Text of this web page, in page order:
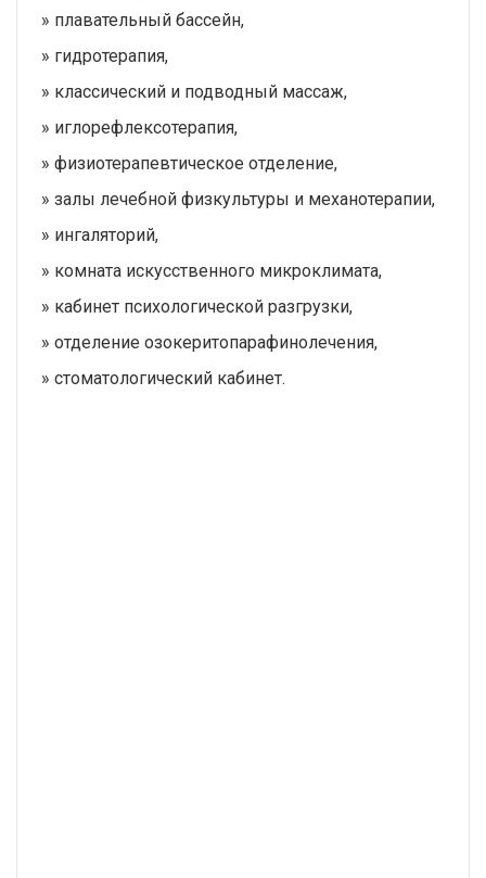
» плавательный бассейн,
» гидротерапия,
» классический и подводный массаж,
» иглорефлексотерапия,
» физиотерапевтическое отделение,
» залы лечебной физкультуры и механотерапии,
» ингаляторий,
» комната искусственного микроклимата,
» кабинет психологической разгрузки,
» отделение озокеритопарафинолечения,
» стоматологический кабинет.